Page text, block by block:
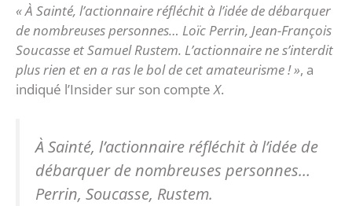
« À Sainté, l’actionnaire réfléchit à l’idée de débarquer
de nombreuses personnes… Loïc Perrin, Jean-François
Soucasse et Samuel Rustem. L’actionnaire ne s’interdit
plus rien et en a ras le bol de cet amateurisme ! », a
indiqué l’Insider sur son compte X.
À Sainté, l’actionnaire réfléchit à l’idée de
débarquer de nombreuses personnes…
Perrin, Soucasse, Rustem.